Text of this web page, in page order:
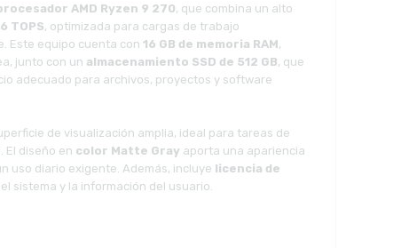
AMD Ryzen 9 270, que combina un alto
TOPS, optimizada para cargas de trabajo
Este equipo cuenta con 16 GB de memoria RAM,
junto con un almacenamiento SSD de 512 GB, que
adecuado para archivos, proyectos y software
de visualización amplia, ideal para tareas de
El diseño en color Matte Gray aporta una apariencia
uso diario exigente. Además, incluye licencia de
sistema y la información del usuario.